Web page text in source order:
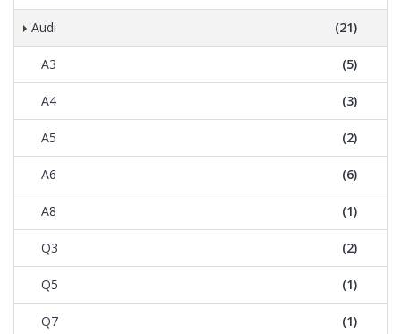
Audi (21)
A3 (5)
A4 (3)
A5 (2)
A6 (6)
A8 (1)
Q3 (2)
Q5 (1)
Q7 (1)